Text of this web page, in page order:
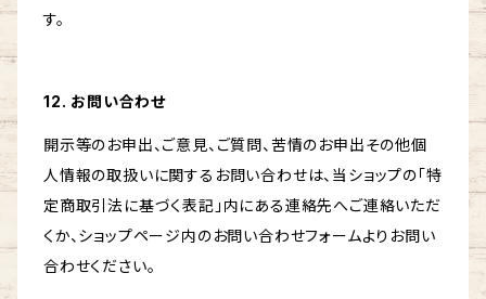
す。
12. お問い合わせ
開示等のお申出、ご意見、ご質問、苦情のお申出その他個
人情報の取扱いに関するお問い合わせは、当ショップの「特
定商取引法に基づく表記」内にある連絡先へご連絡いただ
くか、ショップページ内のお問い合わせフォームよりお問い
合わせください。